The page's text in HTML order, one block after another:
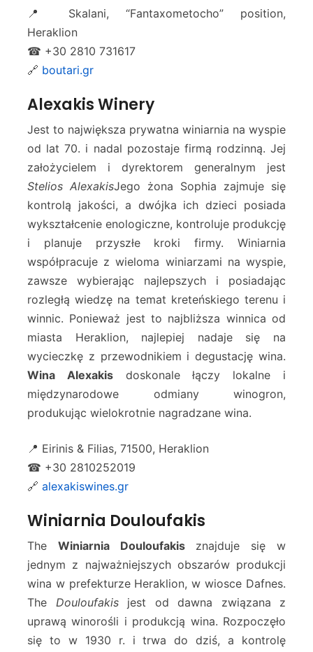
📍 Skalani, “Fantaxometocho” position,
Heraklion
☎ +30 2810 731617
🔗 boutari.gr
Alexakis Winery
Jest to największa prywatna winiarnia na wyspie
od lat 70. i nadal pozostaje firmą rodzinną. Jej
założycielem i dyrektorem generalnym jest
Stelios AlexakisJego żona Sophia zajmuje się
kontrolą jakości, a dwójka ich dzieci posiada
wykształcenie enologiczne, kontroluje produkcję
i planuje przyszłe kroki firmy. Winiarnia
współpracuje z wieloma winiarzami na wyspie,
zawsze wybierając najlepszych i posiadając
rozległą wiedzę na temat kreteńskiego terenu i
winnic. Ponieważ jest to najbliższa winnica od
miasta Heraklion, najlepiej nadaje się na
wycieczkę z przewodnikiem i degustację wina.
Wina Alexakisdoskonale łączy lokalne i
międzynarodowe odmiany winogron,
produkując wielokrotnie nagradzane wina.
📍 Eirinis & Filias, 71500, Heraklion
☎ +30 2810252019
🔗 alexakiswines.gr
Winiarnia Douloufakis
The Winiarnia Douloufakisznajduje się w
jednym z najważniejszych obszarów produkcji
wina w prefekturze Heraklion, w wiosce Dafnes.
The Douloufakisjest od dawna związana z
uprawą winorośli i produkcją wina. Rozpoczęło
się to w 1930 r. i trwa do dziś, a kontrolę